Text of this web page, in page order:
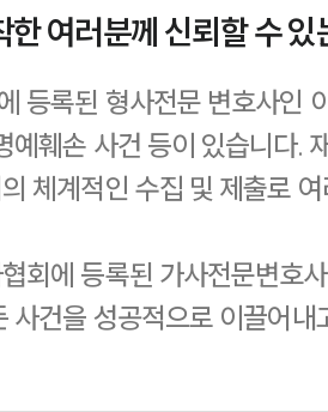
한 여러분께 신뢰할 수
등록된 형사전문 변호사인
예훼손 사건 등이 있습니다.
체계적인 수집 및 제출로
회에 등록된 가사전문변호
사건을 성공적으로 이끌어내